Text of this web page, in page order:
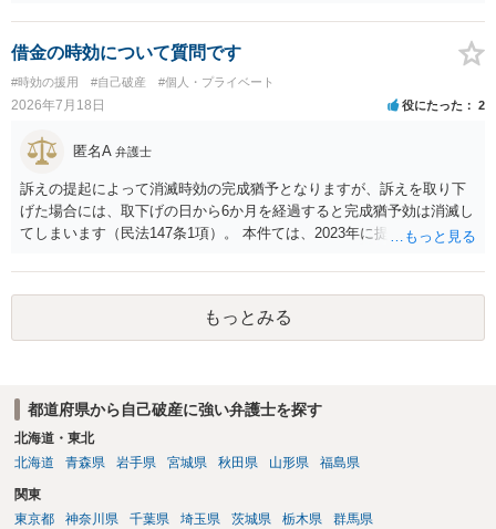
借金の時効について質問です
#時効の援用 #自己破産 #個人・プライベート
2026年7月18日 役にたった 2
匿名A 弁護士
訴えの提起によって消滅時効の完成猶予となりますが、訴えを取り下
げた場合には、取下げの日から6か月を経過すると完成猶予効は消滅し
てしまいます（民法147条1項）。 本件ては、2023年に提訴された債権
権者については取下げ日から6か月以内に再提訴しなければやはり時効
は更新しないことになります。ただし、消滅時効の起算点は、不払い
日ではなく期限の利益喪失日（通常は所定の分割の支払期日から1～2
か月程度経過しても支払いがなければ一括返済可能という契約になっ
もっとみる
都道府県から自己破産に強い弁護士を探す
北海道・東北
北海道
青森県 岩手県 宮城県 秋田県 山形県 福島県
関東
東京都
神奈川県 千葉県 埼玉県 茨城県 栃木県 群馬県